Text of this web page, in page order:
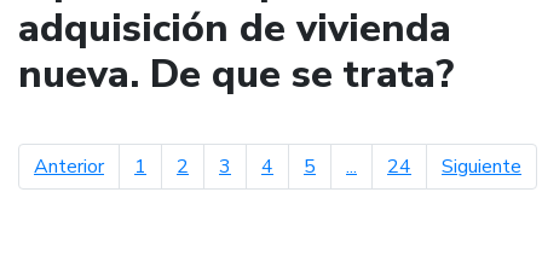
adquisición de vivienda
nueva. De que se trata?
Anteriorpágina anterior
1 2 3 4 5 ... 24 Siguiente